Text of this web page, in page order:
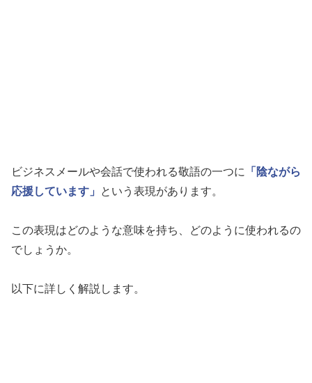
ビジネスメールや会話で使われる敬語の一つに 「陰ながら
応援しています」
という表現があります。
この表現はどのような意味を持ち、どのように使われるの
でしょうか。
以下に詳しく解説します。